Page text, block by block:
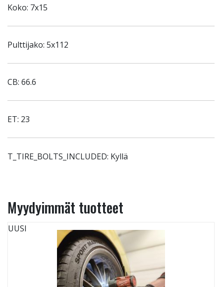
Koko: 7x15
Pulttijako: 5x112
CB: 66.6
ET: 23
T_TIRE_BOLTS_INCLUDED: Kyllä
Myydyimmät tuotteet
UUSI